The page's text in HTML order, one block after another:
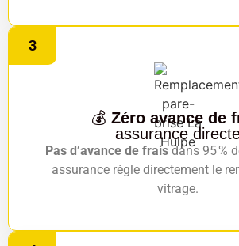
3
💰 Zéro avance de
assurance
Pas d’avance de fraisdans 95 %
assurance règle directement le
vitrage.